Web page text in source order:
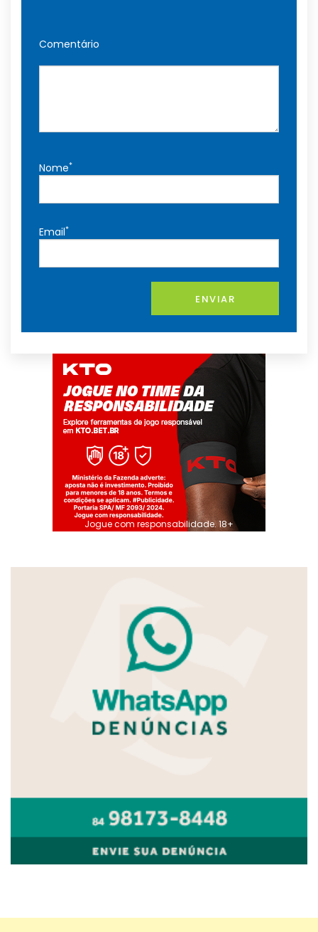
Comentário
Nome*
Email*
ENVIAR
Jogue com responsabilidade. 18+